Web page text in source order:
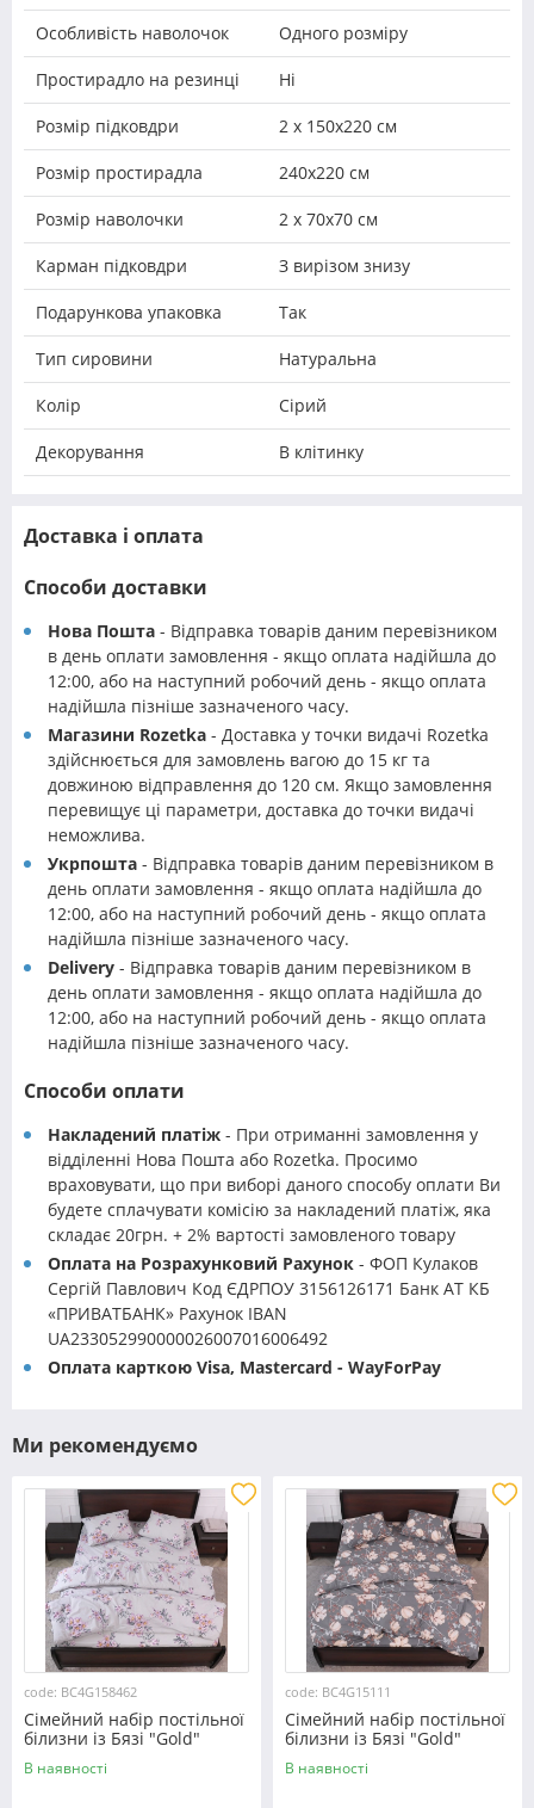
Особливість наволочок Одного розміру
Простирадло на резинці Ні
Розмір підковдри 2 х 150х220 см
Розмір простирадла 240х220 см
Розмір наволочки 2 х 70х70 см
Карман підковдри З вирізом знизу
Подарункова упаковка Так
Тип сировини Натуральна
Колір Сірий
Декорування В клітинку
Доставка і оплата
Способи доставки
Нова Пошта - Відправка товарів даним перевізником
в день оплати замовлення - якщо оплата надійшла до
12:00, або на наступний робочий день - якщо оплата
надійшла пізніше зазначеного часу.
Магазини Rozetka - Доставка у точки видачі Rozetka
здійснюється для замовлень вагою до 15 кг та
довжиною відправлення до 120 см. Якщо замовлення
перевищує ці параметри, доставка до точки видачі
неможлива.
Укрпошта - Відправка товарів даним перевізником в
день оплати замовлення - якщо оплата надійшла до
12:00, або на наступний робочий день - якщо оплата
надійшла пізніше зазначеного часу.
Delivery - Відправка товарів даним перевізником в
день оплати замовлення - якщо оплата надійшла до
12:00, або на наступний робочий день - якщо оплата
надійшла пізніше зазначеного часу.
Способи оплати
Накладений платіж - При отриманні замовлення у
відділенні Нова Пошта або Rozetka. Просимо
враховувати, що при виборі даного способу оплати Ви
будете сплачувати комісію за накладений платіж, яка
складає 20грн. + 2% вартості замовленого товару
Оплата на Розрахунковий Рахунок - ФОП Кулаков
Сергій Павлович Код ЄДРПОУ 3156126171 Банк АТ КБ
«ПРИВАТБАНК» Рахунок IBAN
UA233052990000026007016006492
Оплата карткою Visa, Mastercard - WayForPay
Ми рекомендуємо
code: BC4G158462
Сімейний набір постільної
білизни із Бязі "Gold"
№158462 Черешенька™
В наявності
code: BC4G15111
Сімейний набір постільної
білизни із Бязі "Gold"
№15111 Черешенька™
В наявності